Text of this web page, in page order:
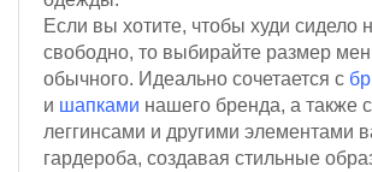
Если вы хотите, чтобы худи сидело
свободно, то выбирайте размер
обычного. Идеально сочетается с
и шапками нашего бренда, а также
леггинсами и другими элементами
гардероба, создавая стильные